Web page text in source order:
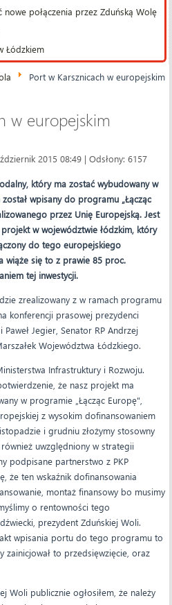
nowe połączenia przez Zduńską Wolę
Łódzkiem
Port w Karsznicach w europejskim
w europejskim
2015 08:49 | Odsłony: 6157
który ma zostać wybudowany w
został wpisany do programu „Łącząc
przez Unię Europejską. Jest
w województwie łódzkim, który
do tego europejskiego
wiąże się to z prawie 85 proc.
tej inwestycji.
zrealizowany z w ramach programu
konferencji prasowej prezydenci
Jegier, Senator RP Andrzej
Województwa Łódzkiego.
Infrastruktury i Rozwoju.
że nasz projekt ma
w programie „Łącząc Europę",
z wysokim dofinansowaniem
i grudniu złożymy stosowny
uwzględniony w strategii
podpisane partnerstwo z PKP
że ten wskaźnik dofinansowania
montaż finansowy bo musimy
o rentowności tego
prezydent Zduńskiej Woli.
wpisania portu do tego programu to
zainicjował to przedsięwzięcie, oraz
Woli publicznie ogłosiłem, że należy